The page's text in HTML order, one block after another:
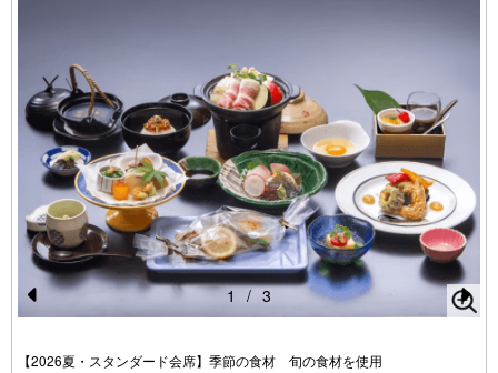
Pr
e
【2026夏・スタンダード会席】季節の食材 旬の食材を使用
N
1 / 3